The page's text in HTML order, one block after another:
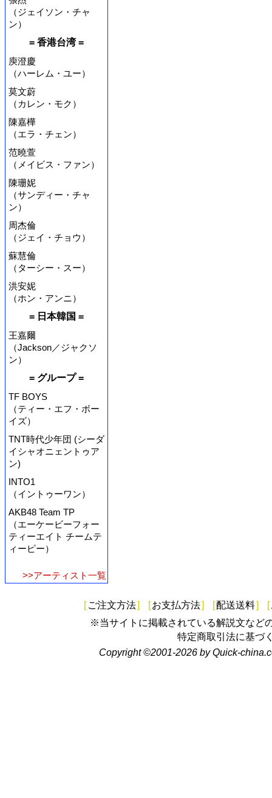
（ジェイソン・チャ
ン）
= 香港台湾 =
庾澄慶
（ハーレム・ユー）
莫文蔚
（カレン・モク）
陳嘉樺
（エラ・チェン）
范曉萱
（メイビス・ファン）
陳珊妮
（サンディー・チャ
ン）
周杰倫
（ジェイ・チョウ）
蘇慧倫
（ターシー・スー）
洪安妮
（ホン・アンニ）
= 日本韓国 =
王嘉爾
（Jackson／ジャクソ
ン）
= グループ =
TF BOYS
（ティー・エフ・ボー
イズ）
TNT時代少年団 (シーダ
イシャオニェントゥア
ン)
INTO1
（イントゥーワン）
AKB48 Team TP
（エーケービーフォー
ティーエイト チームテ
ィーピー）
>>アーティスト一覧
[ ご注文方法] [お支払方法] [配送送料] [
※当サイトに掲載されている解説文など
特定商取引法に基づ
Copyright ©2001-2026 by Quick-